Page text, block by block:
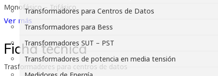
Transformadores para Centros de Datos
Transformadores para Bess
Transformadores SUT – PST
Transformadores de potencia en media tensión
Monofásico – Trifásico
Ver más
Ficha técnica
Trasformadores para centros de datos